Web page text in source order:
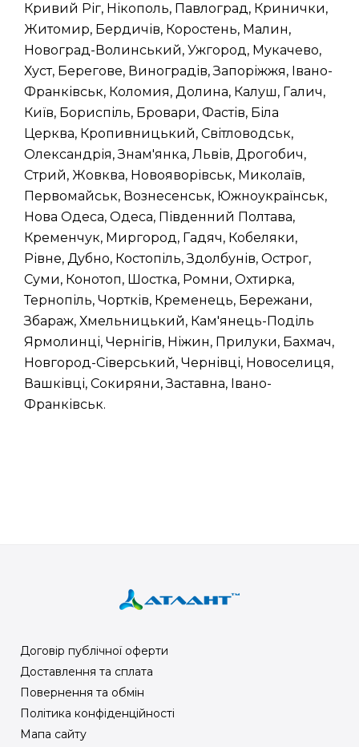
Кривий Ріг, Нікополь, Павлоград, Кринички,
Житомир, Бердичів, Коростень, Малин,
Новоград-Волинський, Ужгород, Мукачево,
Хуст, Берегове, Виноградів, Запоріжжя, Івано-
Франківськ, Коломия, Долина, Калуш, Галич,
Київ, Бориспіль, Бровари, Фастів, Біла
Церква, Кропивницький, Світловодськ,
Олександрія, Знам'янка, Львів, Дрогобич,
Стрий, Жовква, Новояворівськ, Миколаїв,
Первомайськ, Вознесенськ, Южноукраїнськ,
Нова Одеса, Одеса, Південний Полтава,
Кременчук, Миргород, Гадяч, Кобеляки,
Рівне, Дубно, Костопіль, Здолбунів, Острог,
Суми, Конотоп, Шостка, Ромни, Охтирка,
Тернопіль, Чортків, Кременець, Бережани,
Збараж, Хмельницький, Кам'янець-Поділь
Ярмолинці, Чернігів, Ніжин, Прилуки, Бахмач,
Новгород-Сіверський, Чернівці, Новоселиця,
Вашківці, Сокиряни, Заставна, Івано-
Франківськ.
Договір публічної оферти
Доставлення та сплата
Повернення та обмін
Політика конфіденційності
Мапа сайту